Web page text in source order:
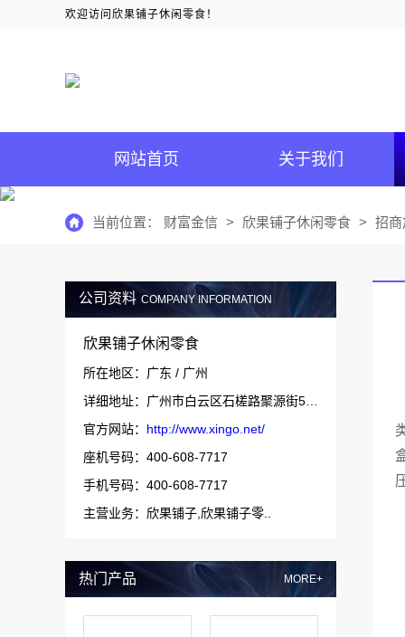
欢迎访问欣果铺子休闲零食！
网站首页 关于我们
当前位置： 财富金信 > 欣果铺子休闲零食 > 招
公司资料 COMPANY INFORMATION
欣果铺子休闲零食
所在地区：广东 / 广州
官方网站： http://www.xingo.net/
座机号码：400-608-7717
手机号码：400-608-7717
主营业务：欣果铺子,欣果铺子零..
热门产品 MORE+